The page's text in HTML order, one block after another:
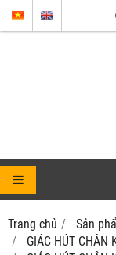
Trang chủ Sản
GIÁC HÚT CHÂN